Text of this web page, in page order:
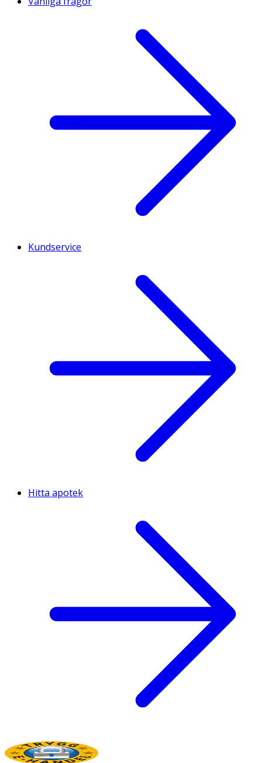
Kundservice
Hitta apotek